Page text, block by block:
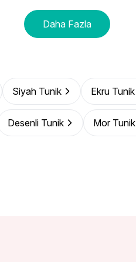
Daha Fazla
Siyah Tunik Ekru Tunik
Desenli Tunik Mor Tunik